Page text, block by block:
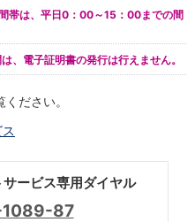
帯は、平日0：00～15：00までの間
電子証明書の発行は行えません。
ださい。
ービス専用ダイヤル
87